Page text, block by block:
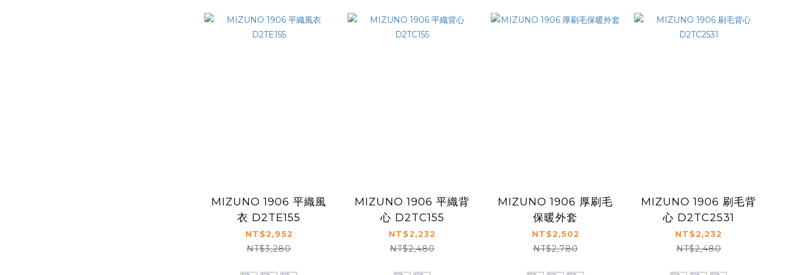
MIZUNO 1906 平織風
衣 D2TE155
NT$2,952
NT$3,280
MIZUNO 1906 平織背
心 D2TC155
NT$2,232
NT$2,480
MIZUNO 1906 厚刷毛
保暖外套
NT$2,502
NT$2,780
MIZUNO 1906 刷毛背
心 D2TC2531
NT$2,232
NT$2,480